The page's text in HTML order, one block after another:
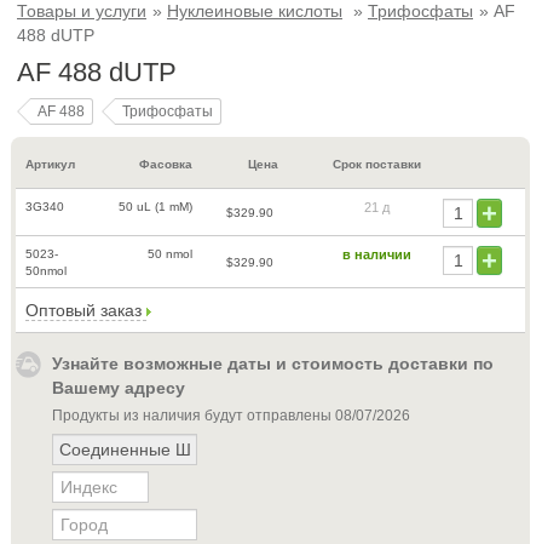
Товары и услуги Нуклеиновые кислоты Трифосфаты
AF
488 dUTP
AF 488 dUTP
AF 488 Трифосфаты
Артикул Фасовка Цена Срок поставки
3G340 50 uL (1 mM) $329.90 21 д
5023-
50nmol
50 nmol
$329.90
в наличии
Оптовый заказ
Узнайте возможные даты и стоимость доставки по
Вашему адресу
Продукты из наличия будут отправлены 08/07/2026